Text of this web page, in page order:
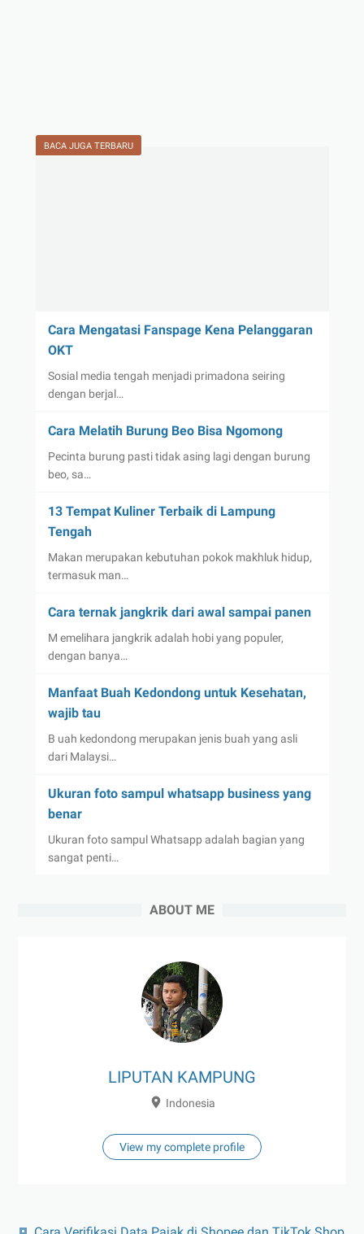
BACA JUGA TERBARU
Cara Mengatasi Fanspage Kena Pelanggaran
OKT
Sosial media tengah menjadi primadona seiring
dengan berjal…
Cara Melatih Burung Beo Bisa Ngomong
Pecinta burung pasti tidak asing lagi dengan burung
beo, sa…
13 Tempat Kuliner Terbaik di Lampung
Tengah
Makan merupakan kebutuhan pokok makhluk hidup,
termasuk man…
Cara ternak jangkrik dari awal sampai panen
M emelihara jangkrik adalah hobi yang populer,
dengan banya…
Manfaat Buah Kedondong untuk Kesehatan,
wajib tau
B uah kedondong merupakan jenis buah yang asli
dari Malaysi…
Ukuran foto sampul whatsapp business yang
benar
Ukuran foto sampul Whatsapp adalah bagian yang
sangat penti…
ABOUT ME
LIPUTAN KAMPUNG
Indonesia
View my complete profile